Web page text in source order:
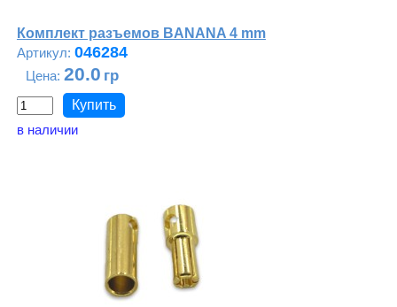
Комплект разъемов BANANA 4 mm
046284
20.0
в наличии